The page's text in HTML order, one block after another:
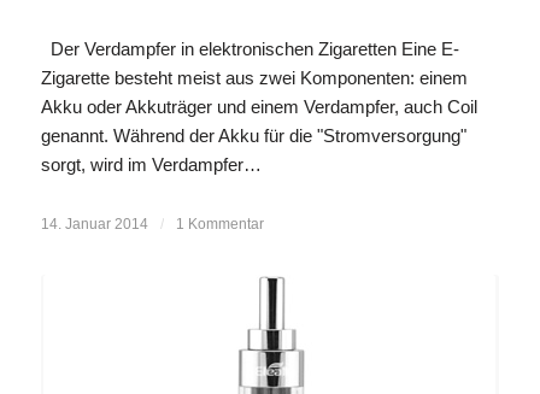
Der Verdampfer in elektronischen Zigaretten Eine E-
Zigarette besteht meist aus zwei Komponenten: einem
Akku oder Akkuträger und einem Verdampfer, auch Coil
genannt. Während der Akku für die "Stromversorgung"
sorgt, wird im Verdampfer…
14. Januar 2014 / 1 Kommentar